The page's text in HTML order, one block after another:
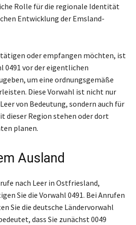
Rolle für die regionale Identität
Entwicklung der Emsland-
tätigen oder empfangen möchten, ist
0491 vor der eigentlichen
um eine ordnungsgemäße
Diese Vorwahl ist nicht nur
von Bedeutung, sondern auch für
dieser Region stehen oder dort
planen.
Ausland
nach Leer in Ostfriesland,
Sie die Vorwahl 0491. Bei Anrufen
Sie die deutsche Ländervorwahl
dass Sie zunächst 0049